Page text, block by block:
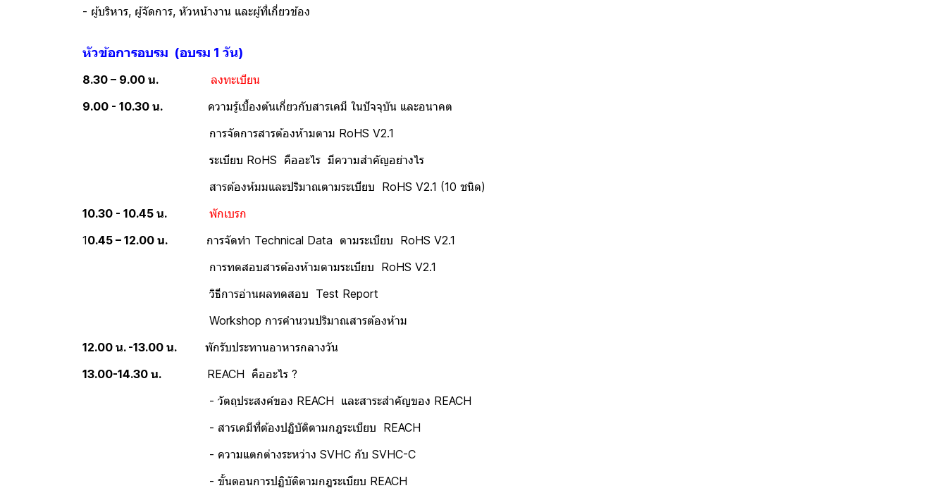
- ผู้บริหาร, ผู้จัดการ, หัวหน้างาน และผู้ที่เกี่ยวข้อง
หัวข้อการอบรม (อบรม 1 วัน)
8.30 – 9.00 น.
ลงทะเบียน
9.00 - 10.30 น.
ความรู้เบื้องต้นเกี่ยวกับสารเคมี ในปัจจุบัน และอนาคต
การจัดการสารต้องห้ามตาม RoHS V2.1
ระเบียบ RoHS คืออะไร มีความสำคัญอย่างไร
สารต้องห้มมและปริมาณตามระเบียบ RoHS V2.1 (10 ชนิด)
10.30 - 10.45 น.
พักเบรก
10.45 – 12.00 น. การจัดทำ Technical Data ตามระเบียบ RoHS V2.1
การทดสอบสารต้องห้ามตามระเบียบ RoHS V2.1
วิธีการอ่านผลทดสอบ Test Report
Workshop การคำนวนปริมาณสารต้องห้าม
12.00 น. -13.00 น. พักรับประทานอาหารกลางวัน
13.00-14.30 น. REACH คืออะไร ?
- วัตถุประสงค์ของ REACH และสาระสำคัญของ REACH
- สารเคมีที่ต้องปฏิบัติตามกฎระเบียบ REACH
- ความแตกต่างระหว่าง SVHC กับ SVHC-C
- ขั้นตอนการปฏิบัติตามกฎระเบียบ REACH